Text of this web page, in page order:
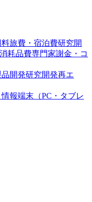
料旅費・宿泊費研究開
耗品費専門家謝金・コ
開発研究開発再エ
情報端末（PC・タブレ